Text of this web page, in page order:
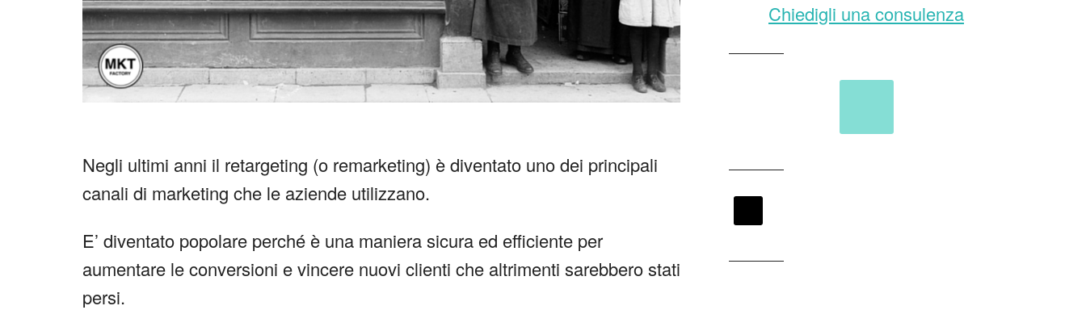
Negli ultimi anni il retargeting (o remarketing) è diventato uno dei principali
canali di marketing che le aziende utilizzano.
E’ diventato popolare perché è una maniera sicura ed efficiente per
aumentare le conversioni e vincere nuovi clienti che altrimenti sarebbero stati
persi.
Chiedigli una consulenza